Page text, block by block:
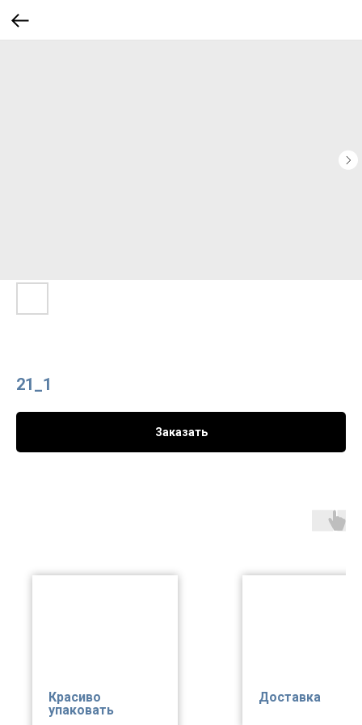
21_1
Заказать
Красиво
упаковать
Доставка